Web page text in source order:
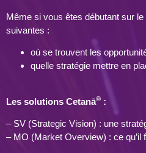
Même si vous êtes débutant sur
suivantes :
où se trouvent les
quelle stratégie mettre en
Les solutions Cetanā® :
– SV (Strategic Vision) : une
– MO (Market Overview) : ce